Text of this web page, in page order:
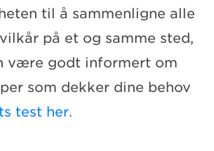
til å sammenligne alle
på et og samme sted,
være godt informert om
som dekker dine behov
test her.